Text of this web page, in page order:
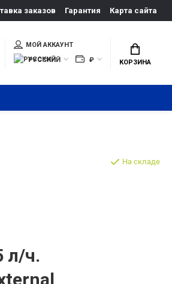
заказов Гарантия Карта сайта
МОЙ АККАУНТ
РУССКИЙ
₽ КОРЗИНА
л/ч.
На складе